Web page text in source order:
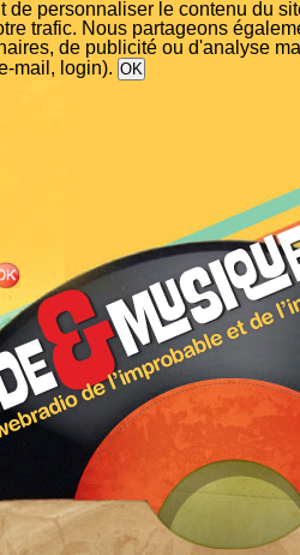
de personnaliser le contenu du
trafic. Nous partageons
de publicité ou d'analyse
mail, login).